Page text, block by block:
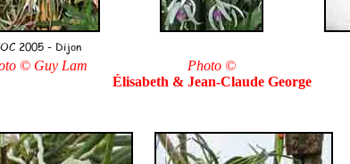
2005 - Dijon
© Guy Lam
Photo ©
Élisabeth & Jean-Claude George